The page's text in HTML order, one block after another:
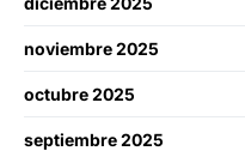
noviembre 2025
octubre 2025
septiembre 2025